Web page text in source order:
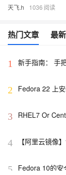
天飞.h 1036
热门文章 最
1 新手指南： 手
2 Fedora 22 上
3
RHEL7 Or
4
【阿里云镜
5 Fedora 10的安